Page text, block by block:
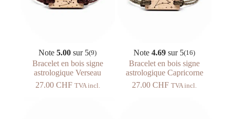
Note5.00 sur 5(9)
Bracelet en bois signe
astrologique Verseau
27.00 CHF TVA incl.
Note4.69 sur 5(16)
Bracelet en bois signe
astrologique Capricorne
27.00CHF TVA incl.